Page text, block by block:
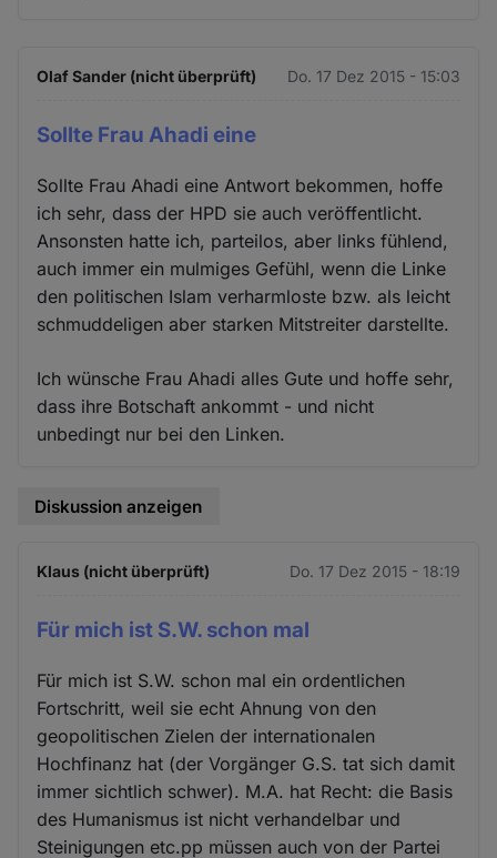
Olaf Sander (nicht überprüft) Do. 17 Dez 2015 - 15:03
Sollte Frau Ahadi eine
Sollte Frau Ahadi eine Antwort bekommen, hoffe
ich sehr, dass der HPD sie auch veröffentlicht.
Ansonsten hatte ich, parteilos, aber links fühlend,
auch immer ein mulmiges Gefühl, wenn die Linke
den politischen Islam verharmloste bzw. als leicht
schmuddeligen aber starken Mitstreiter darstellte.
Ich wünsche Frau Ahadi alles Gute und hoffe sehr,
dass ihre Botschaft ankommt - und nicht
unbedingt nur bei den Linken.
Diskussion anzeigen
Klaus (nicht überprüft) Do. 17 Dez 2015 - 18:19
Für mich ist S.W. schon mal
Für mich ist S.W. schon mal ein ordentlichen
Fortschritt, weil sie echt Ahnung von den
geopolitischen Zielen der internationalen
Hochfinanz hat (der Vorgänger G.S. tat sich damit
immer sichtlich schwer). M.A. hat Recht: die Basis
des Humanismus ist nicht verhandelbar und
Steinigungen etc.pp müssen auch von der Partei